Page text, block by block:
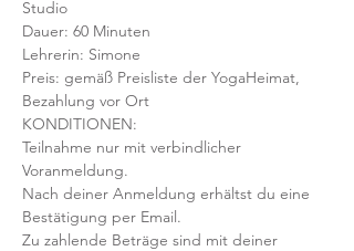
Studio
Dauer: 60 Minuten
Lehrerin: Simone
Preis: gemäß Preisliste der YogaHeimat,
Bezahlung vor Ort
KONDITIONEN:
Teilnahme nur mit verbindlicher
Voranmeldung.
Nach deiner Anmeldung erhältst du eine
Bestätigung per Email.
Zu zahlende Beträge sind mit deiner